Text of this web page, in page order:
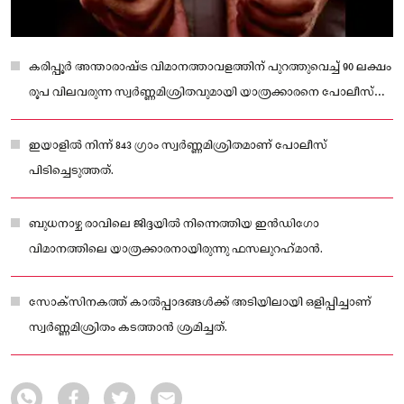
കരിപ്പൂർ അന്താരാഷ്ട്ര വിമാനത്താവളത്തിന് പുറത്തുവെച്ച് 90 ലക്ഷം
രൂപ വിലവരുന്ന സ്വർണ്ണമിശ്രിതവുമായി യാത്രക്കാരനെ പോലീസ്
പിടികൂടി.
ഇയാളിൽ നിന്ന് 843 ഗ്രാം സ്വർണ്ണമിശ്രിതമാണ് പോലീസ്
പിടിച്ചെടുത്തത്.
ബുധനാഴ്ച രാവിലെ ജിദ്ദയിൽ നിന്നെത്തിയ ഇൻഡിഗോ
വിമാനത്തിലെ യാത്രക്കാരനായിരുന്നു ഫസലുറഹ്‌മാൻ.
സോക്‌സിനകത്ത് കാൽപ്പാദങ്ങൾക്ക് അടിയിലായി ഒളിപ്പിച്ചാണ്
സ്വർണ്ണമിശ്രിതം കടത്താൻ ശ്രമിച്ചത്.